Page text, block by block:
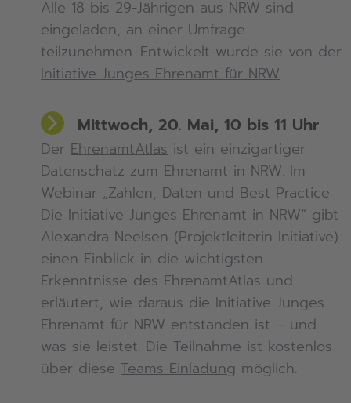
Alle 18 bis 29-Jährigen aus NRW sind
eingeladen, an einer Umfrage
teilzunehmen. Entwickelt wurde sie von der
Initiative Junges Ehrenamt für NRW.
Mittwoch, 20. Mai, 10 bis 11 Uhr
Der EhrenamtAtlasist ein einzigartiger
Datenschatz zum Ehrenamt in NRW. Im
Webinar „Zahlen, Daten und Best Practice:
Die Initiative Junges Ehrenamt in NRW“ gibt
Alexandra Neelsen (Projektleiterin Initiative)
einen Einblick in die wichtigsten
Erkenntnisse des EhrenamtAtlas und
erläutert, wie daraus die Initiative Junges
Ehrenamt für NRW entstanden ist – und
was sie leistet. Die Teilnahme ist kostenlos
über diese Teams-Einladung möglich.